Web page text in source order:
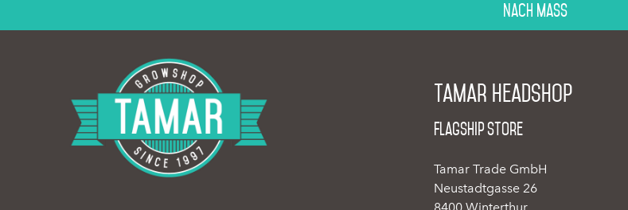
Nach Mass
Tamar Headshop
Flagship Store
Tamar Trade GmbH
Neustadtgasse 26